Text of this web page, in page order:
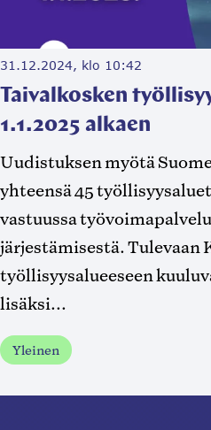
31.12.2024, klo 10:42
Taivalkosken
1.1.2025 alkaen
Uudistuksen myötä
yhteensä 45
vastuussa
järjestämisestä.
työllisyysalueeseen
lisäksi...
Yleinen